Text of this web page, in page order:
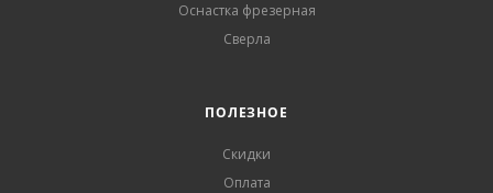
Оснастка фрезерная
Сверла
ПОЛЕЗНОЕ
Скидки
Оплата